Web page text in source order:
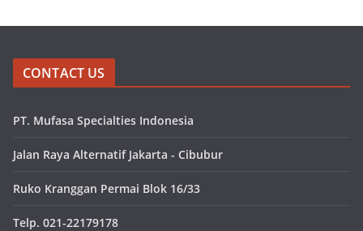
CONTACT US
PT. Mufasa Specialties Indonesia
Jalan Raya Alternatif Jakarta - Cibubur
Ruko Kranggan Permai Blok 16/33
Telp. 021-22179178